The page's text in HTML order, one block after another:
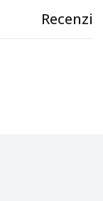
Recenzii